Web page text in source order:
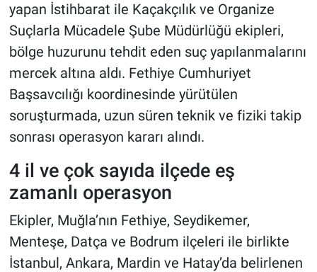
yapan İstihbarat ile Kaçakçılık ve Organize
Suçlarla Mücadele Şube Müdürlüğü ekipleri,
bölge huzurunu tehdit eden suç yapılanmalarını
mercek altına aldı. Fethiye Cumhuriyet
Başsavcılığı koordinesinde yürütülen
soruşturmada, uzun süren teknik ve fiziki takip
sonrası operasyon kararı alındı.
4 il ve çok sayıda ilçede eş
zamanlı operasyon
Ekipler, Muğla’nın Fethiye, Seydikemer,
Menteşe, Datça ve Bodrum ilçeleri ile birlikte
İstanbul, Ankara, Mardin ve Hatay’da belirlenen